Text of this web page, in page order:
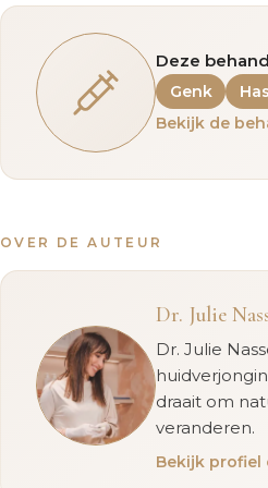
Deze
Genk
Bekijk de
OVER DE AUTEUR
Dr. Julie
Dr. Julie
draait om
veranderen.
Bekijk profiel